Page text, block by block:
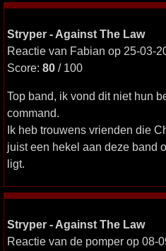
Stryper - Against The Law
Reactie van Fabian op 25-03-
Score: 80 / 100
Top band, ik vond dit niet hun
command.
Ik heb trouwens vrienden die
juist een hekel aan deze band
ligt.
Stryper - Against The Law
Reactie van de pomper op 08-